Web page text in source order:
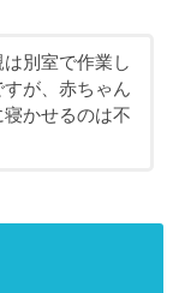
別室で作業し
が、赤ちゃん
かせるのは不